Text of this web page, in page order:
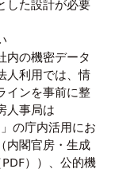
した設計が必要
内の機密データ
人利用では、情
インを事前に整
人事局は
の庁内活用にお
内閣官房・生成
） ）、公的機